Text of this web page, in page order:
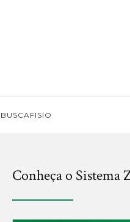
BUSCAFISIO
Conheça o Sistema